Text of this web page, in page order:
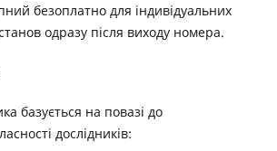
безоплатно для індивідуальних
одразу після виходу номера.
базується на повазі до
дослідників: